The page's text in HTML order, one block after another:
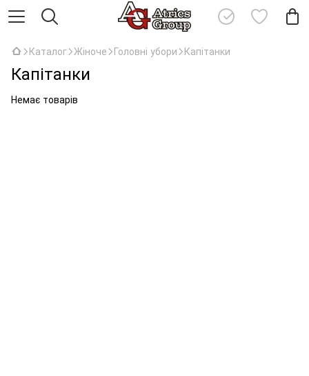
Каталог Жіноче Головні убори Капітанки
Капітанки
Немає товарів